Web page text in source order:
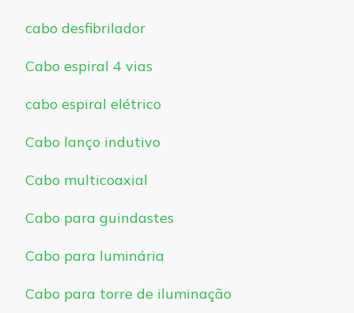
cabo desfibrilador
Cabo espiral 4 vias
cabo espiral elétrico
Cabo lanço indutivo
Cabo multicoaxial
Cabo para guindastes
Cabo para luminária
Cabo para torre de iluminação